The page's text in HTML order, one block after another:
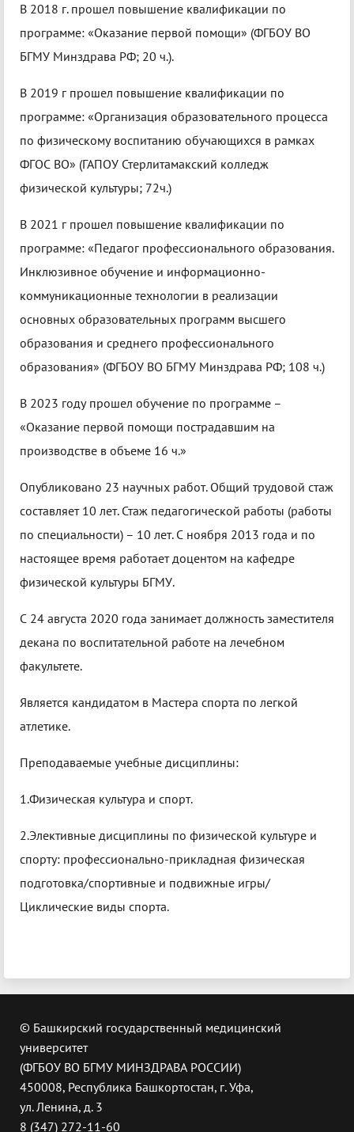
В 2018 г. прошел повышение квалификации по
программе: «Оказание первой помощи» (ФГБОУ ВО
БГМУ Минздрава РФ; 20 ч.).
В 2019 г прошел повышение квалификации по
программе: «Организация образовательного процесса
по физическому воспитанию обучающихся в рамках
ФГОС ВО» (ГАПОУ Стерлитамакский колледж
физической культуры; 72ч.)
В 2021 г прошел повышение квалификации по
программе: «Педагог профессионального образования.
Инклюзивное обучение и информационно-
коммуникационные технологии в реализации
основных образовательных программ высшего
образования и среднего профессионального
образования» (ФГБОУ ВО БГМУ Минздрава РФ; 108 ч.)
В 2023 году прошел обучение по программе –
«Оказание первой помощи пострадавшим на
производстве в объеме 16 ч.»
Опубликовано 23 научных работ. Общий трудовой стаж
составляет 10 лет. Стаж педагогической работы (работы
по специальности) – 10 лет. С ноября 2013 года и по
настоящее время работает доцентом на кафедре
физической культуры БГМУ.
С 24 августа 2020 года занимает должность заместителя
декана по воспитательной работе на лечебном
факультете.
Является кандидатом в Мастера спорта по легкой
атлетике.
Преподаваемые учебные дисциплины:
1.Физическая культура и спорт.
2.Элективные дисциплины по физической культуре и
спорту: профессионально-прикладная физическая
подготовка/спортивные и подвижные игры/
Циклические виды спорта.
© Башкирский государственный медицинский
университет
(ФГБОУ ВО БГМУ МИНЗДРАВА РОССИИ)
450008, Республика Башкортостан, г. Уфа,
ул. Ленина, д. 3
8 (347) 272-11-60